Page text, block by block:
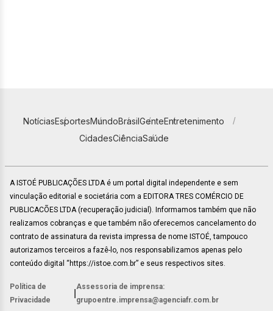
NotíciasEsportesMundoBrasilGenteEntretenimento
CidadesCiênciaSaúde
A ISTOÉ PUBLICAÇÕES LTDA é um portal digital independente e sem
vinculação editorial e societária com a EDITORA TRES COMÉRCIO DE
PUBLICACÕES LTDA (recuperação judicial). Informamos também que não
realizamos cobranças e que também não oferecemos cancelamento do
contrato de assinatura da revista impressa de nome ISTOÉ, tampouco
autorizamos terceiros a fazê-lo, nos responsabilizamos apenas pelo
conteúdo digital “https://istoe.com.br” e seus respectivos sites.
Política de
Privacidade
Assessoria de imprensa:
grupoentre.imprensa@agenciafr.com.br